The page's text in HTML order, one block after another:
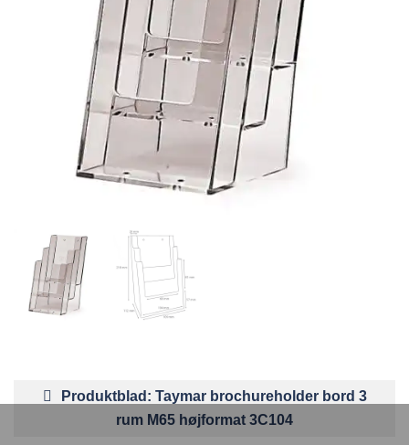
Produktblad: Taymar brochureholder bord 3
rum M65 højformat 3C104